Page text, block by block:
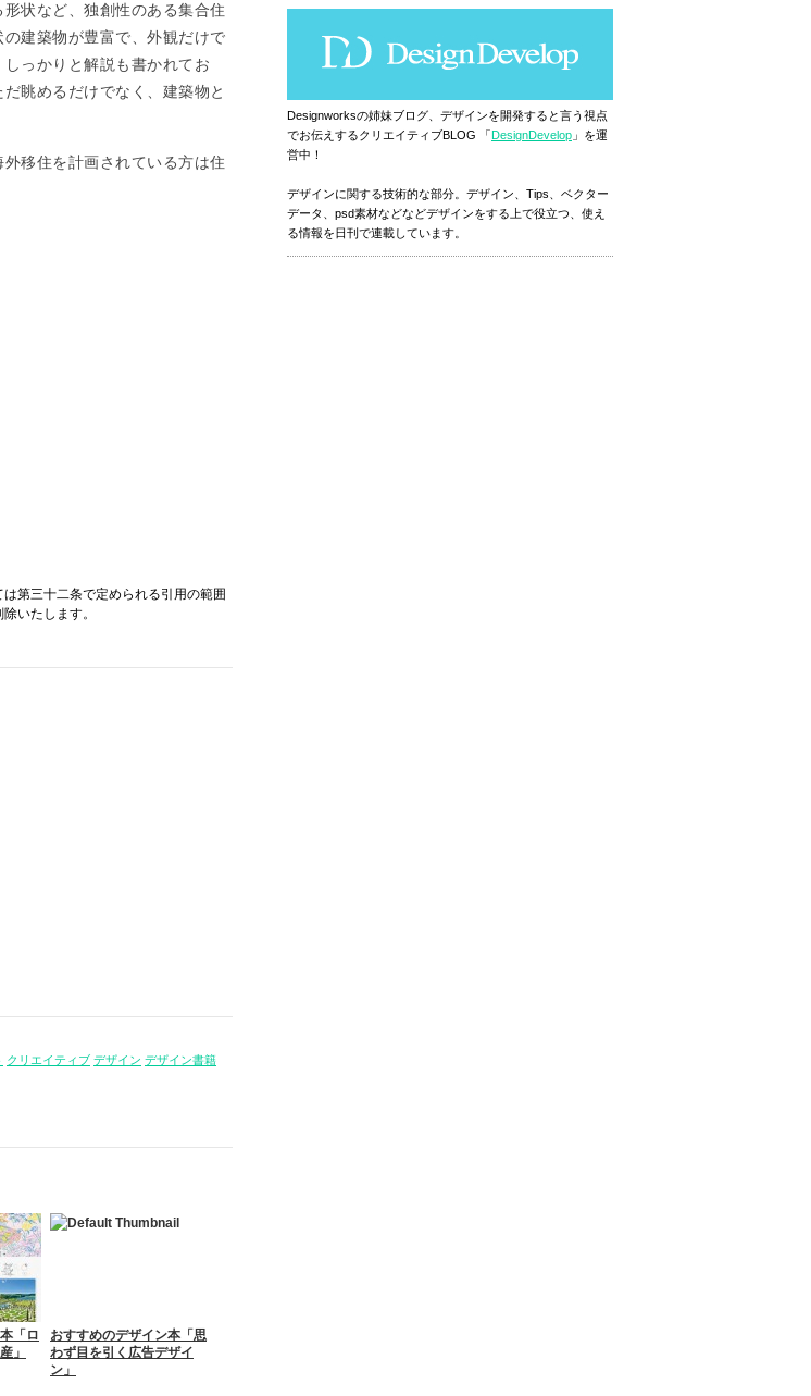
状など、独創性のある集合住
建築物が豊富で、外観だけで
っかりと解説も書かれてお
眺めるだけでなく、建築物と
移住を計画されている方は住
第三十二条で定められる引用の範囲
いたします。
クリエイティブ デザイン デザイン書籍
「ロ
」
おすすめのデザイン本「思
わず目を引く広告デザイ
ン」
Designworksの姉妹ブログ、デザインを開発すると言う視点
でお伝えするクリエイティブBLOG 「DesignDevelop 」を運
営中！
デザインに関する技術的な部分。デザイン、Tips、ベクター
データ、psd素材などなどデザインをする上で役立つ、使え
る情報を日刊で連載しています。